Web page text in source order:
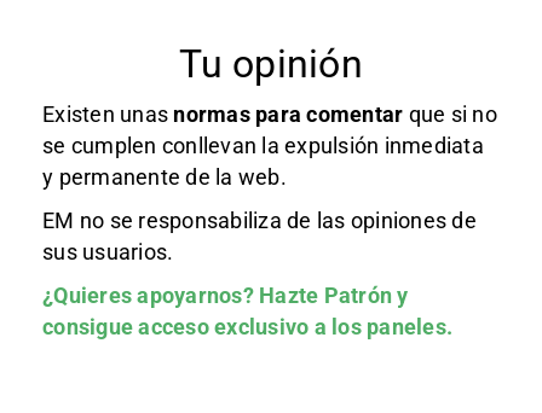
Tu opinión
Existen unas normas para comentar que si no
se cumplen conllevan la expulsión inmediata
y permanente de la web.
EM no se responsabiliza de las opiniones de
sus usuarios.
¿Quieres apoyarnos? Hazte Patróny
consigue acceso exclusivo a los paneles.